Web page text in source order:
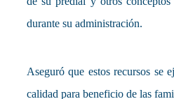
durante su administración.
Aseguró que estos recursos se
calidad para beneficio de las